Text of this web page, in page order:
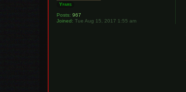
Yfars
Posts: 967
Joined: Tue Aug 15, 2017 1:55 am